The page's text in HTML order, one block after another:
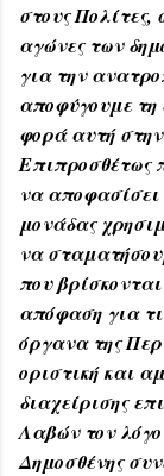
στους
αγώνες των
για την
αποφύγουμε τη
φορά αυτή
Επιπροσθέτως
να αποφασίσει
μονάδας
να
που
απόφαση για
όργανα της
οριστική και
διαχείρισης
Λαβών τον
Δημοσθένης